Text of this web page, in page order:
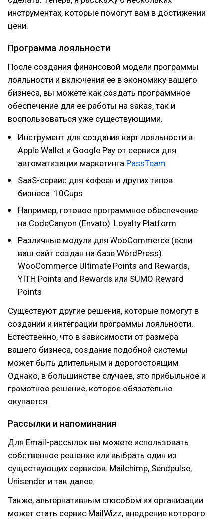
инструментах, которые помогут вам в достижении
цени.
Программа лояльности
После создания финансовой модели программы
лояльности и включения ее в экономику вашего
бизнеса, вы можете как создать программное
обеспечение для ее работы на заказ, так и
воспользоваться уже существующими.
Инструмент для создания карт лояльности в
Apple Wallet и Google Pay от сервиса для
автоматизации маркетинга PassTeam
SaaS-сервис для кофеен и других типов
бизнеса: 10Cups
Например, готовое программное обеспечение
на CodeCanyon (Envato): Loyalty Platform
Различные модули для WooCommerce (если
ваш сайт создан на базе WordPress):
WooCommerce Ultimate Points and Rewards,
YITH Points and Rewards или SUMO Reward
Points
Существуют другие решения, которые помогут в
создании и интеграции программы лояльности.
Естественно, что в зависимости от размера
вашего бизнеса, создание подобной системы
может быть длительным и дорогостоящим.
Однако, в большинстве случаев, это прибыльное и
грамотное решение, которое обязательно
окупается.
Рассылки и напоминания
Для Email-рассылок вы можете использовать
собственное решение или выбрать один из
существующих сервисов: Mailchimp, Sendpulse,
Unisender и так далее.
Также, альтернативным способом их организации
может стать сервис MailWizz, внедрение которого